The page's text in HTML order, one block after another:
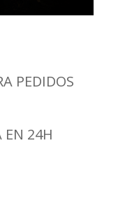
PEDIDOS
EN 24H